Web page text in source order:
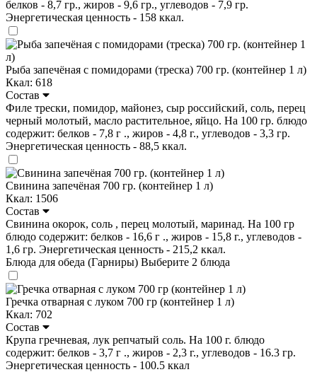
белков - 8,7 гр., жиров - 9,6 гр., углеводов - 7,9 гр.
Энергетическая ценность - 158 ккал.
Рыба запечёная с помидорами (треска) 700 гр. (контейнер 1 л)
Ккал: 618
Состав
Филе трески, помидор, майонез, сыр российский, соль, перец
черный молотый, масло растительное, яйцо. На 100 гр. блюдо
содержит: белков - 7,8 г ., жиров - 4,8 г., углеводов - 3,3 гр.
Энергетическая ценность - 88,5 ккал.
Свинина запечёная 700 гр. (контейнер 1 л)
Ккал: 1506
Состав
Свинина окорок, соль , перец молотый, маринад. На 100 гр
блюдо содержит: белков - 16,6 г ., жиров - 15,8 г., углеводов -
1,6 гр. Энергетическая ценность - 215,2 ккал.
Блюда для обеда (Гарниры) Выберите 2 блюда
Гречка отварная с луком 700 гр (контейнер 1 л)
Ккал: 702
Состав
Крупа гречневая, лук репчатый соль. На 100 г. блюдо
содержит: белков - 3,7 г ., жиров - 2,3 г., углеводов - 16.3 гр.
Энергетическая ценность - 100.5 ккал